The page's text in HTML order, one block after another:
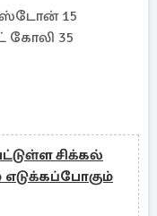
15
கோலி 35
சிக்கல்